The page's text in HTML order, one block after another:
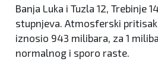
Banja Luka i Tuzla 12, Trebinje
stupnjeva. Atmosferski pritisak
iznosio 943 milibara, za 1
normalnog i sporo raste.